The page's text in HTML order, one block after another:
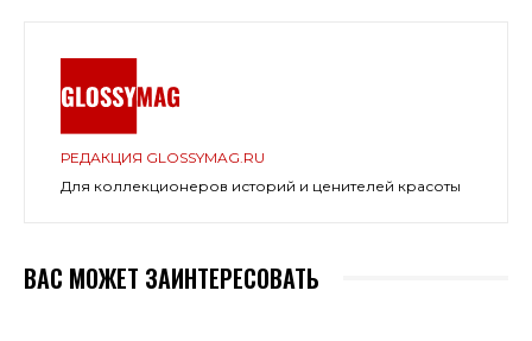
РЕДАКЦИЯ GLOSSYMAG.RU
Для коллекционеров историй и ценителей красоты
ВАС МОЖЕТ ЗАИНТЕРЕСОВАТЬ